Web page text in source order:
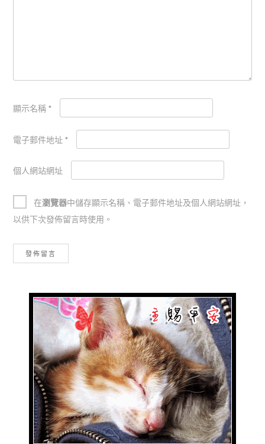
顯示名稱 *
電子郵件地址 *
個人網站網址
在瀏覽器中儲存顯示名稱、電子郵件地址及個人網站網址，
以供下次發佈留言時使用。